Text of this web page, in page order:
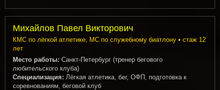
Михайлов Павел Викторович
КМС по лёгкой атлетике, МС по служебному биатлону • стаж 12
лет
Место работы: Санкт-Петербург (тренер бегового
любительского клуба)
Специализация: Лёгкая атлетика, бег, ОФП, подготовка к
соревнованиям, беговой клуб